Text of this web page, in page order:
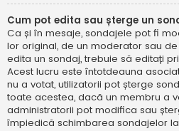
Cum pot edita sau șterge un
Ca și în mesaje, sondajele pot fi
lor original, de un moderator sau
edita un sondaj, trebuie să editați
Acest lucru este întotdeauna
nu a votat, utilizatorii pot șterge
toate acestea, dacă un membru a
administratorii pot modifica sau
împiedică schimbarea sondajelor